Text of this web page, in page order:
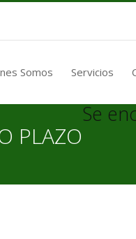
Somos Servicios
PLAZO
Se